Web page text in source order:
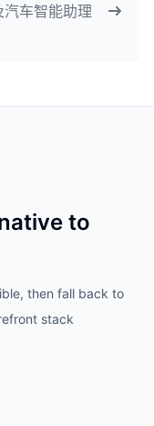
车智能助理
to
then fall back to
stack